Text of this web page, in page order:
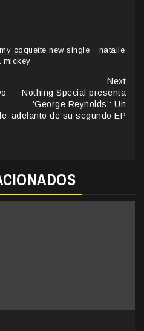
coquette new single
natalie
mickey
Next
Nothing Special presenta
‘George Reynolds’: Un
adelanto de su segundo EP